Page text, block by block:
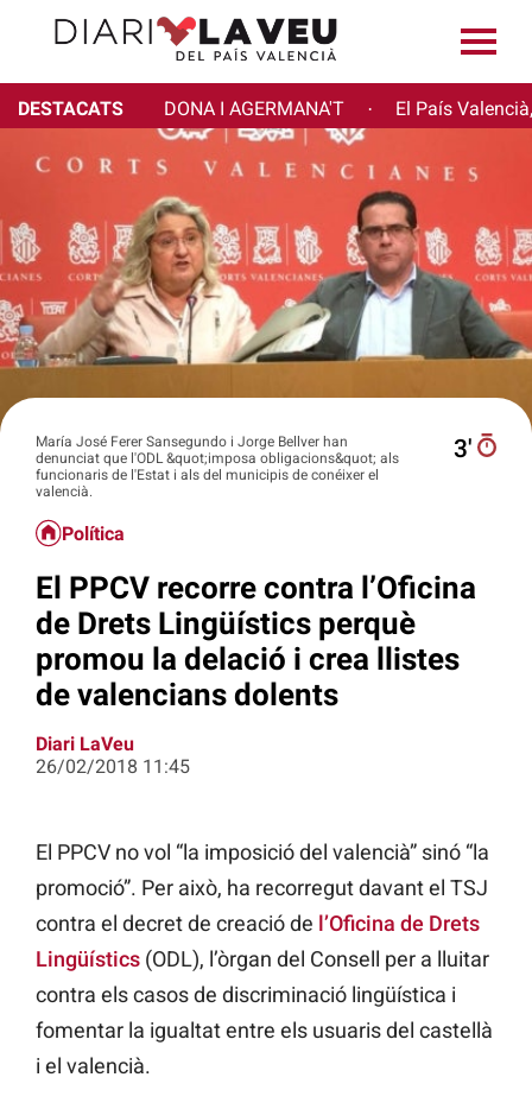
DESTACATS DONA I AGERMANA'T · El País
María José Ferer Sansegundo i Jorge Bellver han
denunciat que l'ODL &quot;imposa obligacions&quot; als
funcionaris de l'Estat i als del municipis de conéixer el
valencià.
3′
Política
El PPCV recorre contra l’Oficina
de Drets Lingüístics perquè
promou la delació i crea llistes
de valencians dolents
Diari LaVeu
26/02/2018 11:45
El PPCV no vol “la imposició del valencià” sinó “la
promoció”. Per això, ha recorregut davant el TSJ
contra el decret de creació de l’Oficina de Drets
Lingüístics (ODL), l’òrgan del Consell per a lluitar
contra els casos de discriminació lingüística i
fomentar la igualtat entre els usuaris del castellà
i el valencià.